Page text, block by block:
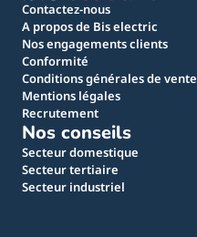
Contactez-nous
A propos de Bis electric
Nos engagements clients
Conformité
Conditions générales de vente
Mentions légales
Recrutement
Nos conseils
Secteur domestique
Secteur tertiaire
Secteur industriel